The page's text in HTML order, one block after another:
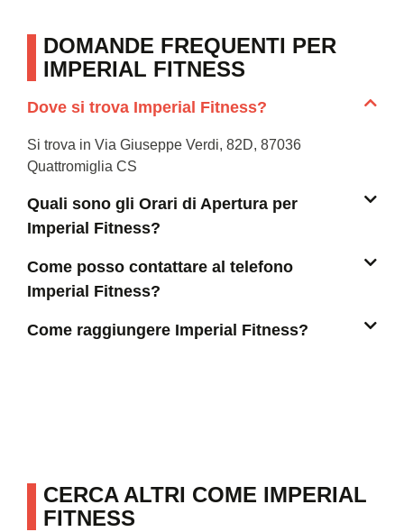
DOMANDE FREQUENTI PER
IMPERIAL FITNESS
Dove si trova Imperial Fitness?
Si trova in Via Giuseppe Verdi, 82D, 87036
Quattromiglia CS
Quali sono gli Orari di Apertura per
Imperial Fitness?
Come posso contattare al telefono
Imperial Fitness?
Come raggiungere Imperial Fitness?
CERCA ALTRI COME IMPERIAL
FITNESS